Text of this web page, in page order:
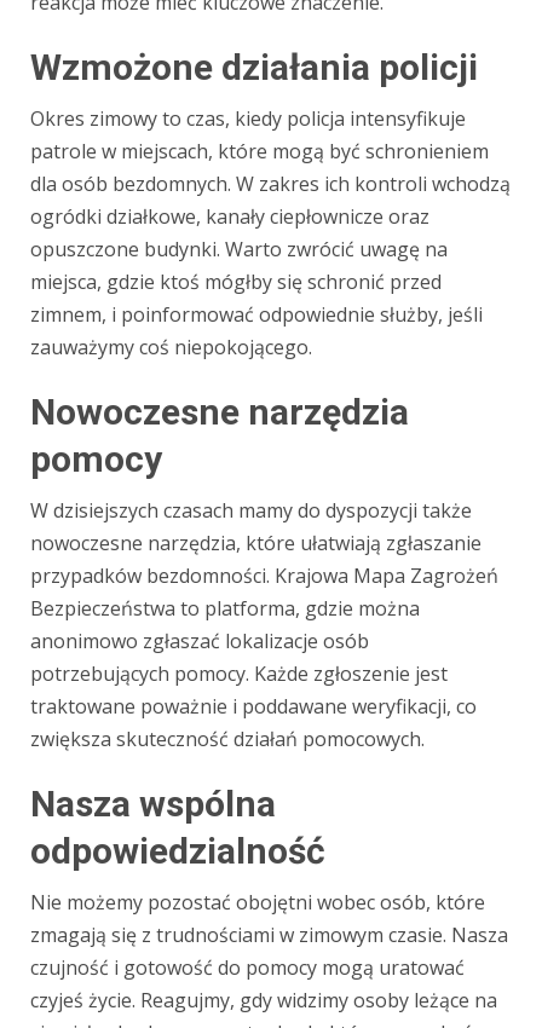
Wzmożone działania policji
Okres zimowy to czas, kiedy policja intensyfikuje
patrole w miejscach, które mogą być schronieniem
dla osób bezdomnych. W zakres ich kontroli wchodzą
ogródki działkowe, kanały ciepłownicze oraz
opuszczone budynki. Warto zwrócić uwagę na
miejsca, gdzie ktoś mógłby się schronić przed
zimnem, i poinformować odpowiednie służby, jeśli
zauważymy coś niepokojącego.
Nowoczesne narzędzia
pomocy
W dzisiejszych czasach mamy do dyspozycji także
nowoczesne narzędzia, które ułatwiają zgłaszanie
przypadków bezdomności. Krajowa Mapa Zagrożeń
Bezpieczeństwa to platforma, gdzie można
anonimowo zgłaszać lokalizacje osób
potrzebujących pomocy. Każde zgłoszenie jest
traktowane poważnie i poddawane weryfikacji, co
zwiększa skuteczność działań pomocowych.
Nasza wspólna
odpowiedzialność
Nie możemy pozostać obojętni wobec osób, które
zmagają się z trudnościami w zimowym czasie. Nasza
czujność i gotowość do pomocy mogą uratować
czyjeś życie. Reagujmy, gdy widzimy osoby leżące na